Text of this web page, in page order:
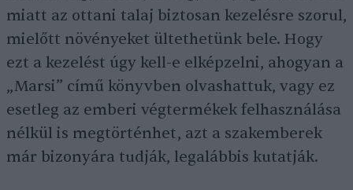
miatt az ottani talaj biztosan kezelésre szorul,
mielőtt növényeket ültethetünk bele. Hogy
ezt a kezelést úgy kell-e elképzelni, ahogyan a
„Marsi” című könyvben olvashattuk, vagy ez
esetleg az emberi végtermékek felhasználása
nélkül is megtörténhet, azt a szakemberek
már bizonyára tudják, legalábbis kutatják.